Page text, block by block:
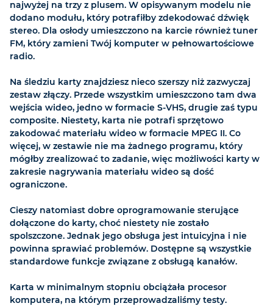
najwyżej na trzy z plusem. W opisywanym modelu nie
dodano modułu, który potrafiłby zdekodować dźwięk
stereo. Dla osłody umieszczono na karcie również tuner
FM, który zamieni Twój komputer w pełnowartościowe
radio.
Na śledziu karty znajdziesz nieco szerszy niż zazwyczaj
zestaw złączy. Przede wszystkim umieszczono tam dwa
wejścia wideo, jedno w formacie S-VHS, drugie zaś typu
composite. Niestety, karta nie potrafi sprzętowo
zakodować materiału wideo w formacie MPEG II. Co
więcej, w zestawie nie ma żadnego programu, który
mógłby zrealizować to zadanie, więc możliwości karty w
zakresie nagrywania materiału wideo są dość
ograniczone.
Cieszy natomiast dobre oprogramowanie sterujące
dołączone do karty, choć niestety nie zostało
spolszczone. Jednak jego obsługa jest intuicyjna i nie
powinna sprawiać problemów. Dostępne są wszystkie
standardowe funkcje związane z obsługą kanałów.
Karta w minimalnym stopniu obciążała procesor
komputera, na którym przeprowadzaliśmy testy.